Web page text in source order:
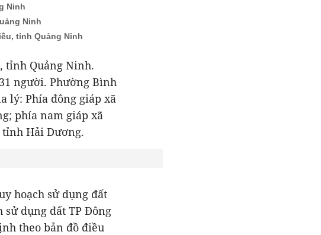
Ninh
Ninh
tỉnh Quảng Ninh
tỉnh Quảng Ninh.
người. Phường Bình
lý: Phía đông giáp xã
phía nam giáp xã
tỉnh Hải Dương.
hoạch sử dụng đất
dụng đất TP Đông
theo bản đồ điều